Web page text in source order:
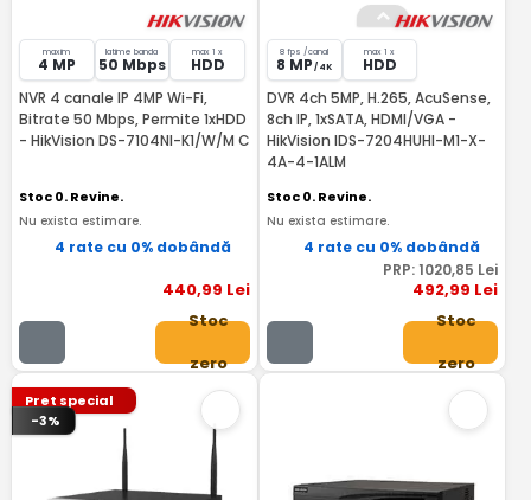
maxim
4 MP
latime banda
50 Mbps
max 1 x
HDD
NVR 4 canale IP 4MP Wi-Fi,
Bitrate 50 Mbps, Permite 1xHDD
- HikVision DS-7104NI-K1/W/M C
Stoc 0. Revine.
Nu exista estimare.
4 rate cu 0% dobândă
440,99 Lei
Stoc
zero
8 fps /canal
8 MP / 4K
max 1 x
HDD
DVR 4ch 5MP, H.265, AcuSense,
8ch IP, 1xSATA, HDMI/VGA -
HikVision IDS-7204HUHI-M1-X-
4A-4-1ALM
Stoc 0. Revine.
Nu exista estimare.
4 rate cu 0% dobândă
PRP: 1020,85 Lei
492,99 Lei
Stoc
zero
Pret special
-3%